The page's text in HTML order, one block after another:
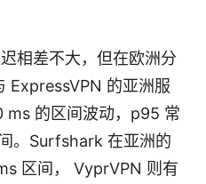
相差不大，但在欧洲分
ExpressVPN 的亚洲服
ms 的区间波动，p95 常
。Surfshark 在亚洲的
区间， VyprVPN 则有